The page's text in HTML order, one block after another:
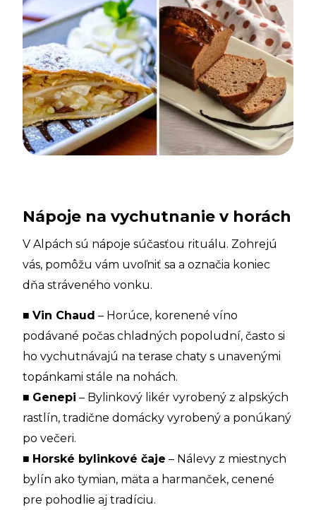
Nápoje na vychutnanie v horách
V Alpách sú nápoje súčasťou rituálu. Zohrejú
vás, pomôžu vám uvoľniť sa a označia koniec
dňa stráveného vonku.
■ Vin Chaud – Horúce, korenené víno
podávané počas chladných popoludní, často si
ho vychutnávajú na terase chaty s unavenými
topánkami stále na nohách.
■ Genepi – Bylinkový likér vyrobený z alpských
rastlín, tradične domácky vyrobený a ponúkaný
po večeri.
■ Horské bylinkové čaje – Nálevy z miestnych
bylín ako tymian, mäta a harmanček, cenené
pre pohodlie aj tradíciu.